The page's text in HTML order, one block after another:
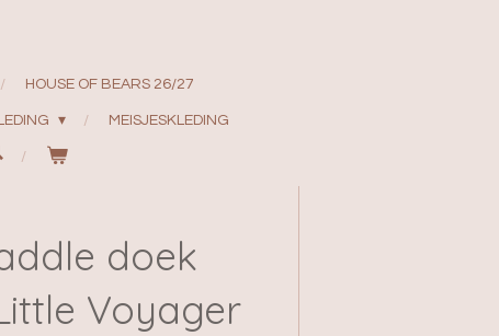
HOUSE OF BEARS 26/27
MEISJESKLEDING
doek
Voyager